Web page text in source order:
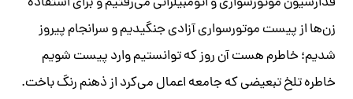
زن‌ها از پیست موتورسواری آزادی جنگیدیم و سرانجام پیروز
شدیم؛ خاطرم هست آن روز که توانستیم وارد پیست شویم
خاطره تلخ تبعیضی که جامعه اعمال می‌کرد از ذهنم رنگ باخت.